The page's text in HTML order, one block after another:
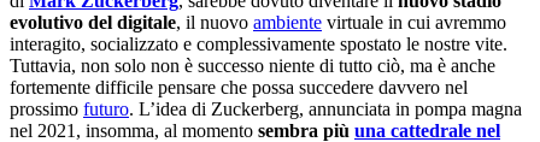
evolutivo del digitale, il nuovo ambiente virtuale in cui avremmo
interagito, socializzato e complessivamente spostato le nostre vite.
Tuttavia, non solo non è successo niente di tutto ciò, ma è anche
fortemente difficile pensare che possa succedere davvero nel
prossimo futuro. L’idea di Zuckerberg, annunciata in pompa magna
nel 2021, insomma, al momento sembra più una cattedrale nel